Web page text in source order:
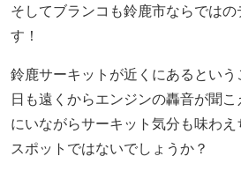
そしてブランコも鈴鹿市ならでは
す！
鈴鹿サーキットが近くにあるとい
日も遠くからエンジンの轟音が聞
にいながらサーキット気分も味わ
スポットではないでしょうか？